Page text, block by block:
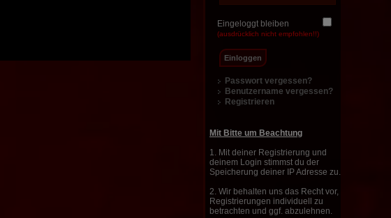
Eingeloggt bleiben
(ausdrücklich nicht empfohlen!!)
Passwort vergessen?
Benutzername vergessen?
Registrieren
Mit Bitte um Beachtung
1. Mit deiner Registrierung und
deinem Login stimmst du der
Speicherung deiner IP Adresse zu.
2. Wir behalten uns das Recht vor,
Registrierungen individuell zu
betrachten und ggf. abzulehnen.